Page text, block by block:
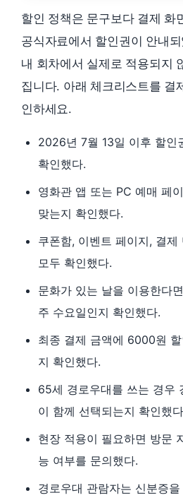
할인 정책은 문구보다 결제 화
공식자료에서 할인권이 안내
내 회차에서 실제로 적용되지
집니다. 아래 체크리스트를 결
인하세요.
2026년 7월 13일 이후 할인
확인했다.
영화관 앱 또는 PC 예매 페
맞는지 확인했다.
쿠폰함, 이벤트 페이지, 결
모두 확인했다.
문화가 있는 날을 이용한다
주 수요일인지 확인했다.
최종 결제 금액에 6000원
지 확인했다.
65세 경로우대를 쓰는 경우
이 함께 선택되는지 확인했
현장 적용이 필요하면 방문
능 여부를 문의했다.
경로우대 관람자는 신분증